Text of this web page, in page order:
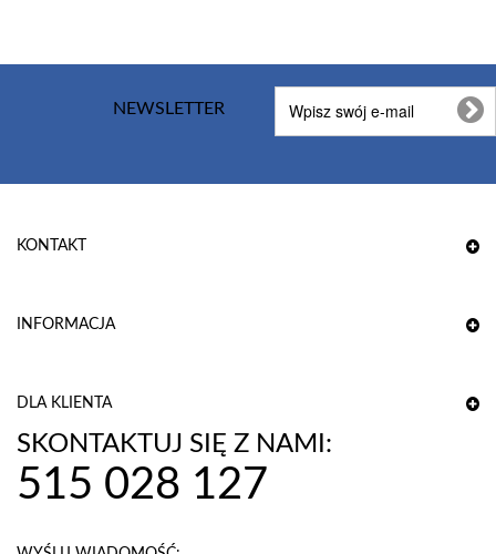
NEWSLETTER
KONTAKT
INFORMACJA
DLA KLIENTA
SKONTAKTUJ SIĘ Z NAMI:
515 028 127